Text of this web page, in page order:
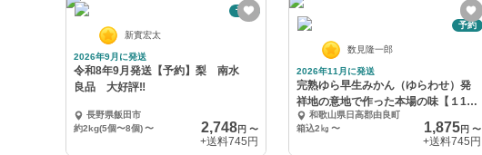
予約
新實宏太
2026年9月に発送
令和8年9月発送【予約】梨 南水
良品 大好評‼️
長野県飯田市
約2kg(5個〜8個)〜 2,748円 〜
+送料745円
予約
数見隆一郎
2026年11月に発送
完熟ゆら早生みかん（ゆらわせ）発
祥地の意地で作った本場の味【１1月
上旬発送】
和歌山県日高郡由良町
箱込2㎏ 〜 1,875円 〜
+送料745円